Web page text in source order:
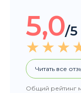
5,0/5
Читать все
Общий рейтинг